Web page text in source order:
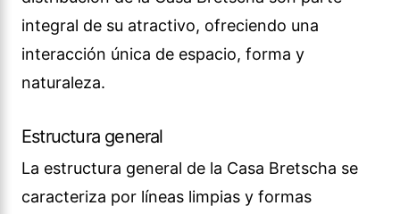
integral de su atractivo, ofreciendo una
interacción única de espacio, forma y
naturaleza.
Estructura general
La estructura general de la Casa Bretscha se
caracteriza por líneas limpias y formas